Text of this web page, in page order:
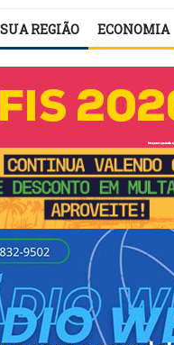
SUA REGIÃO ECONOMIA